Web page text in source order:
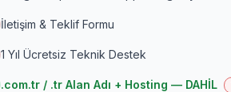
İletişim & Teklif Formu
1 Yıl Ücretsiz Teknik Destek
.com.tr / .tr Alan Adı + Hosting — DAHİL